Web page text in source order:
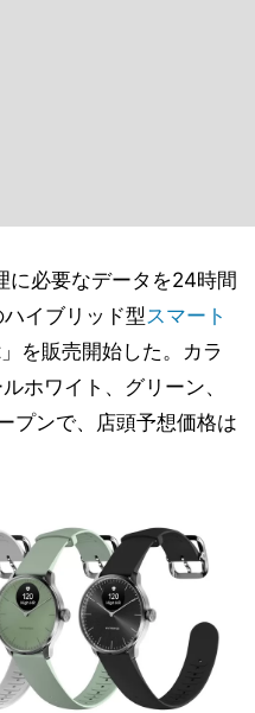
に必要なデータを24時間
イブリッド型スマート
を販売開始した。カラ
ホワイト、グリーン、
プンで、店頭予想価格は